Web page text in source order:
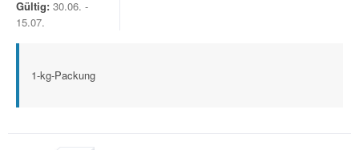
Gültig: 30.06. -
15.07.
1-kg-Packung